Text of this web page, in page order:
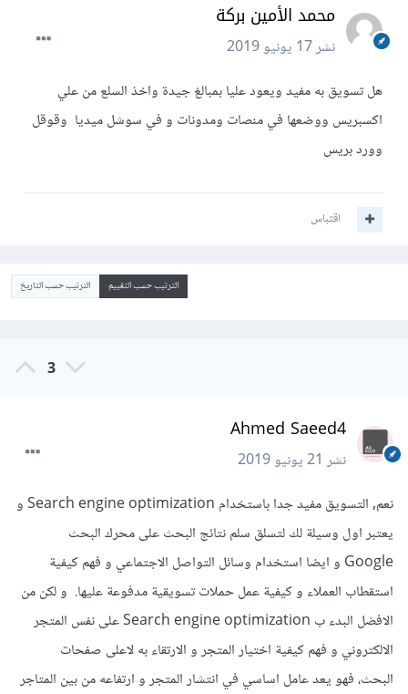
محمد الأمين بركة
نشر17 يونيو 2019
هل تسويق به مفيد ويعود عليا بمبالغ جيدة واخذ السلع من علي
اكسبريس ووضعها في منصات ومدونات و في سوشل ميديا وقوقل
وورد بريس
اقتباس
الترتيب حسب التقييم الترتيب حسب التاريخ
3
Ahmed Saeed4
نشر21 يونيو 2019
نعم, التسويق مفيد جدا باستخدام Search engine optimization و
يعتبر اول وسيلة لك لتسلق سلم نتائج البحث على محرك البحث
Google و ايضا استخدام وسائل التواصل الاجتماعي و فهم كيفية
استقطاب العملاء و كيفية عمل حملات تسويقية مدفوعة عليها. و لكن من
الافضل البدء ب Search engine optimization على نفس المتجر
الالكتروني و فهم كيفية اختيار المتجر و الارتقاء به لاعلى صفحات
البحث، فهو يعد عامل اساسي في انتشار المتجر و ارتفاعه من بين المتاجر